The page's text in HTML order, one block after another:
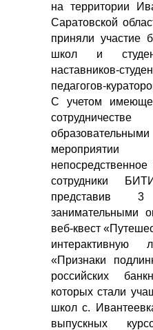
на территории
Саратовской
приняли участие
школ и
наставников-
педагогов-
С учетом
сотрудники
представив
занимательными
веб-квест
«Признаки
российских
которых стали
школ с.
выпускных